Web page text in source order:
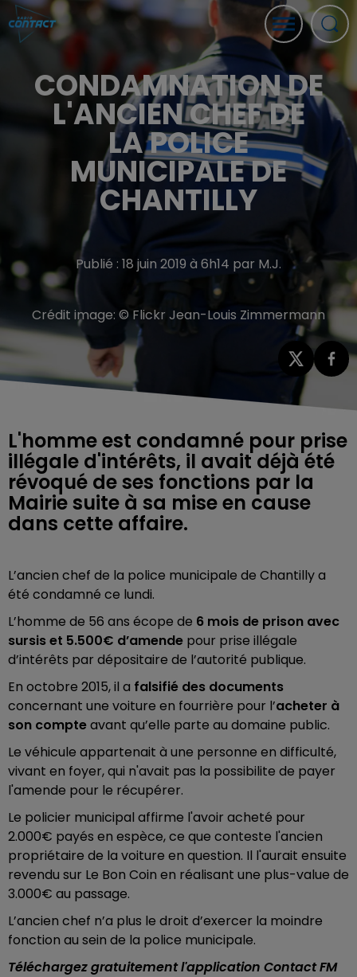
CONDAMNATION DE
L'ANCIEN CHEF DE
LA POLICE
MUNICIPALE DE
CHANTILLY
Publié : 18 juin 2019 à 6h14 par M.J.
Crédit image: © Flickr Jean-Louis Zimmermann
L'homme est condamné pour prise
illégale d'intérêts, il avait déjà été
révoqué de ses fonctions par la
Mairie suite à sa mise en cause
dans cette affaire.
L’ancien chef de la police municipale de Chantilly a
été condamné ce lundi.
L’homme de 56 ans écope de 6 mois de prison avec
sursis et 5.500€ d’amende pour prise illégale
d’intérêts par dépositaire de l’autorité publique.
En octobre 2015, il a falsifié des documents
concernant une voiture en fourrière pour l’acheter à
son compteavant qu’elle parte au domaine public.
Le véhicule appartenait à une personne en difficulté,
vivant en foyer, qui n'avait pas la possibilite de payer
l'amende pour le récupérer.
Le policier municipal affirme l'avoir acheté pour
2.000€ payés en espèce, ce que conteste l'ancien
propriétaire de la voiture en question. Il l'aurait ensuite
revendu sur Le Bon Coin en réalisant une plus-value de
3.000€ au passage.
L’ancien chef n’a plus le droit d’exercer la moindre
fonction au sein de la police municipale.
Téléchargez gratuitement l'application Contact FM